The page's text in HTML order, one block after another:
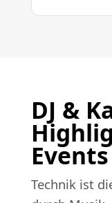
DJ &
Events
Technik ist